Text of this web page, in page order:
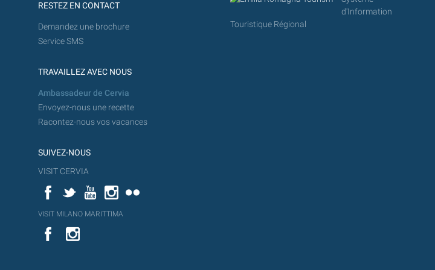
RESTEZ EN CONTACT
Demandez une brochure
Service SMS
TRAVAILLEZ AVEC NOUS
Ambassadeur de Cervia
Envoyez-nous une recette
Racontez-nous vos vacances
SUIVEZ-NOUS
VISIT CERVIA
FacebookTwitterYouTubeInstagram
YouT
VISIT MILANO MARITTIMA
Flick
VISIT
MILANO
YouTube
d'Information
Touristique Régional